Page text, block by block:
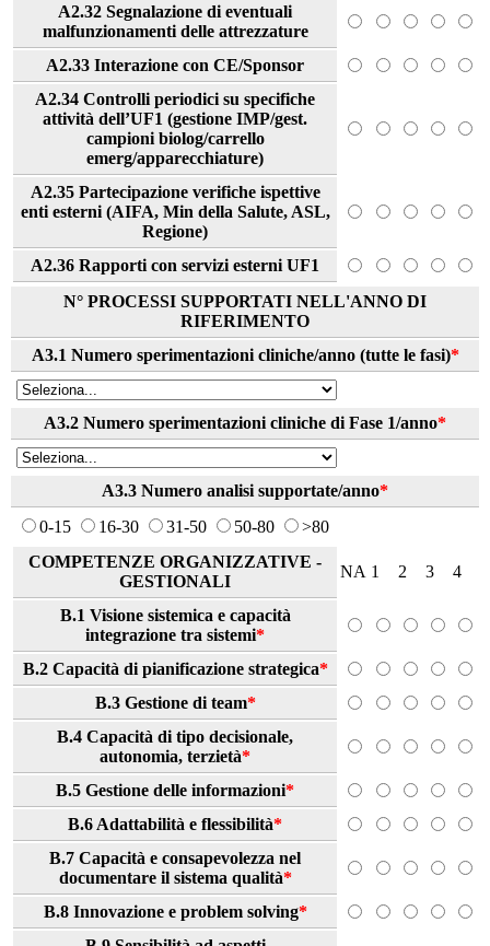
A2.32 Segnalazione di eventuali
malfunzionamenti delle attrezzature
A2.33 Interazione con CE/Sponsor
A2.34 Controlli periodici su specifiche
attività dell’UF1 (gestione IMP/gest.
campioni biolog/carrello
emerg/apparecchiature)
A2.35 Partecipazione verifiche ispettive
enti esterni (AIFA, Min della Salute, ASL,
Regione)
A2.36 Rapporti con servizi esterni UF1
N° PROCESSI SUPPORTATI NELL'ANNO DI
RIFERIMENTO
A3.1 Numero sperimentazioni cliniche/anno (tutte le fasi)*
A3.2 Numero sperimentazioni cliniche di Fase 1/anno*
A3.3 Numero analisi supportate/anno*
0-15
16-30 31-50 50-80
>80
COMPETENZE ORGANIZZATIVE -
GESTIONALI
NA 1 2 3 4
B.1 Visione sistemica e capacità
integrazione tra sistemi*
B.2 Capacità di pianificazione strategica*
B.3 Gestione di team*
B.4 Capacità di tipo decisionale,
autonomia, terzietà*
B.5 Gestione delle informazioni*
B.6 Adattabilità e flessibilità*
B.7 Capacità e consapevolezza nel
documentare il sistema qualità*
B.8 Innovazione e problem solving*